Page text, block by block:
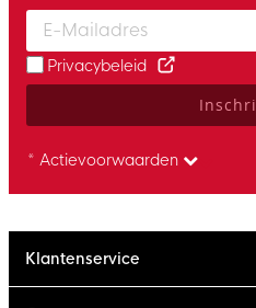
Enter your email and accept
Privacybeleid
* Actievoorwaarden
Klantenservice